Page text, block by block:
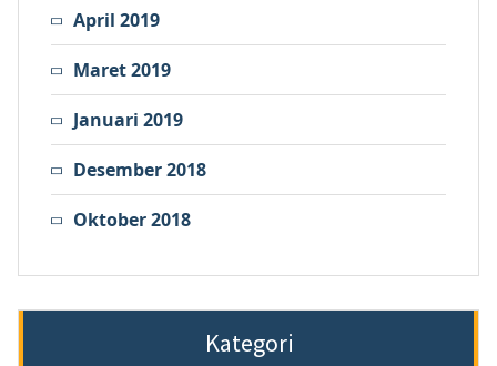
April 2019
Maret 2019
Januari 2019
Desember 2018
Oktober 2018
Kategori